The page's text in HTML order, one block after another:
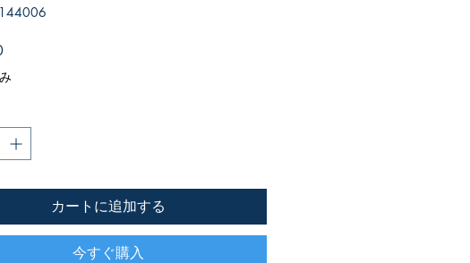
価
格
カートに追加する
今すぐ購入